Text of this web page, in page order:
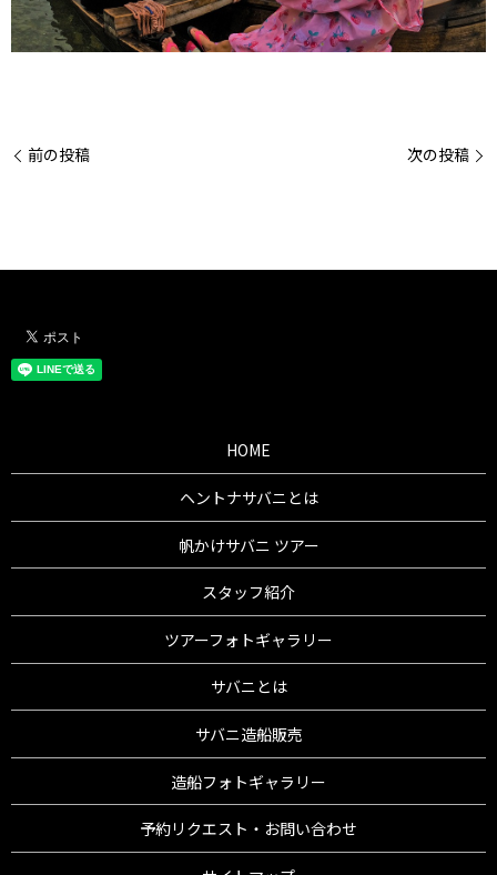
前の投稿 次の投稿
HOME
ヘントナサバニとは
帆かけサバニ ツアー
スタッフ紹介
ツアーフォトギャラリー
サバニとは
サバニ造船販売
造船フォトギャラリー
予約リクエスト・お問い合わせ